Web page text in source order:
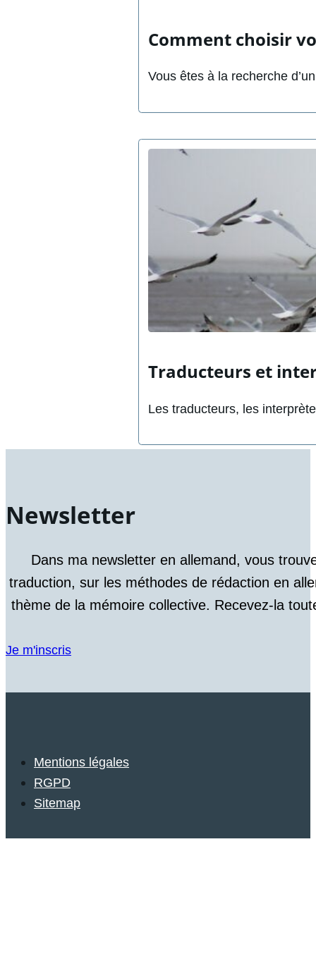
Comment choisir
Vous êtes à la recherche
Traducteurs et
Les traducteurs, les
Newsletter
Dans ma newsletter en allemand, vous
traduction, sur les méthodes de rédaction en
thème de la mémoire collective. Recevez-la
Je m'inscris
Mentions légales
RGPD
Sitemap